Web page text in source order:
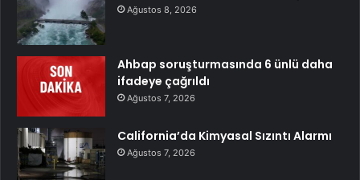
Ağustos 8, 2026
Ahbap soruşturmasında 6 ünlü daha
ifadeye çağrıldı
Ağustos 7, 2026
California’da Kimyasal Sızıntı Alarmı
Ağustos 7, 2026